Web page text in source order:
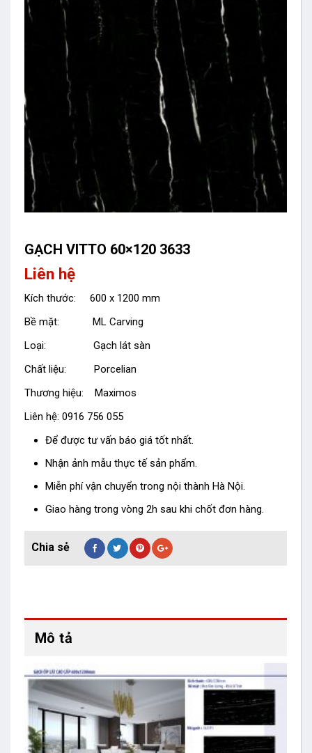
GẠCH VITTO 60×120 3633
Liên hệ
Kích thước: 600 x 1200 mm
Bề mặt: ML Carving
Loại: Gạch lát sàn
Chất liệu: Porcelian
Thương hiệu: Maximos
Liên hệ: 0916 756 055
Để được tư vấn báo giá tốt nhất.
Nhận ảnh mẫu thực tế sản phẩm.
Miễn phí vận chuyển trong nội thành Hà Nội.
Giao hàng trong vòng 2h sau khi chốt đơn hàng.
Mô tả